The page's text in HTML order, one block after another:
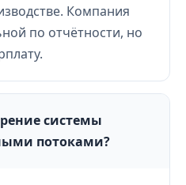
Компания
по отчётности, но
системы
потоками?